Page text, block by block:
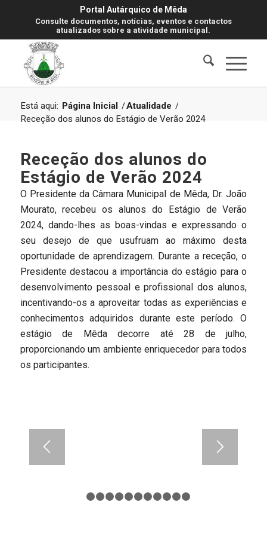
Portal Autárquico de Mêda
Consulte documentos, notícias, eventos e contactos
atualizados sobre a atividade municipal.
Está aqui: Página Inicial /Atualidade /
Receção dos alunos do Estágio de Verão 2024
Receção dos alunos do
Estágio de Verão 2024
O Presidente da Câmara Municipal de Mêda, Dr. João
Mourato, recebeu os alunos do Estágio de Verão
2024, dando-lhes as boas-vindas e expressando o
seu desejo de que usufruam ao máximo desta
oportunidade de aprendizagem. Durante a receção, o
Presidente destacou a importância do estágio para o
desenvolvimento pessoal e profissional dos alunos,
incentivando-os a aproveitar todas as experiências e
conhecimentos adquiridos durante este período. O
estágio de Mêda decorre até 28 de julho,
proporcionando um ambiente enriquecedor para todos
os participantes.
1 2 3 4 5 6